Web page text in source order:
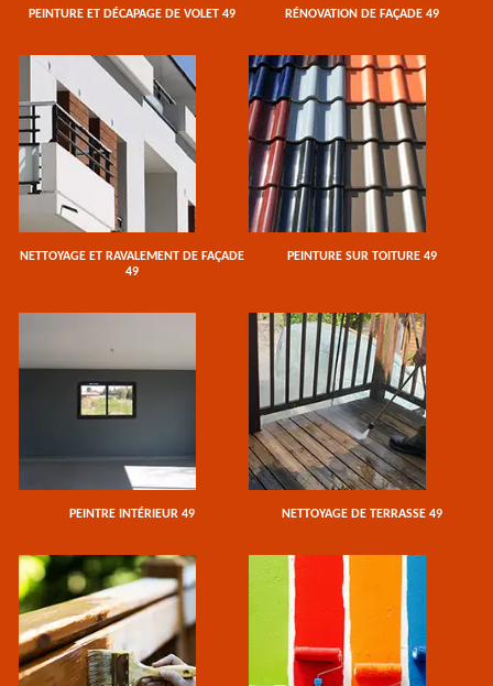
PEINTURE ET DÉCAPAGE DE VOLET 49 RÉNOVATION DE FAÇADE 49
NETTOYAGE ET RAVALEMENT DE FAÇADE
49
PEINTURE SUR TOITURE 49
PEINTRE INTÉRIEUR 49 NETTOYAGE DE TERRASSE 49